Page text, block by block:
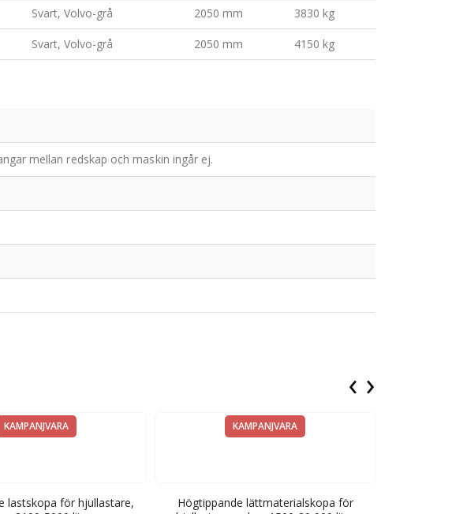
Svart, Volvo-grå 2050 mm 3830 kg
Svart, Volvo-grå 2050 mm 4150 kg
mellan redskap och maskin ingår ej.
KAMPANJVARA
lastskopa för hjullastare,
KAMPANJVARA
Högtippande lättmaterialskopa för
‹ ›